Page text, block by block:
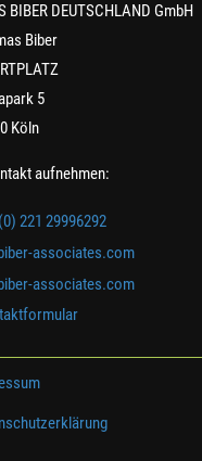
BIBER DEUTSCHLAND GmbH
Biber
5
Köln
aufnehmen:
221 29996292
associates.com
associates.com